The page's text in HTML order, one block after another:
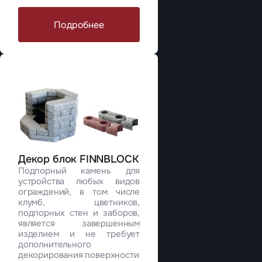
Подробнее
Декор блок FINNBLOCK
Подпорный камень для
устройства любых видов
ограждений, в том числе
клумб, цветников,
подпорных стен и заборов,
является завершенным
изделием и не требует
дополнительного
декорирования поверхности